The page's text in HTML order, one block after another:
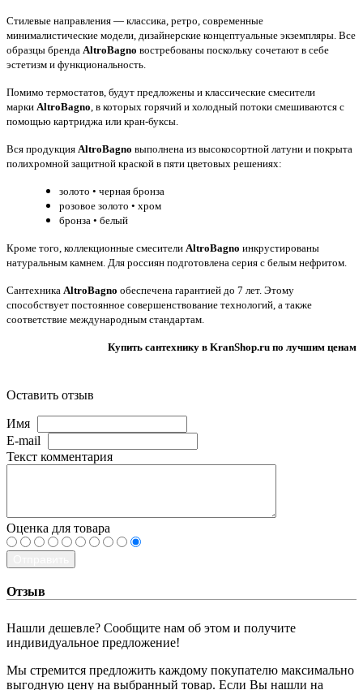
Стилевые направления — классика, ретро, современные
минималистические модели, дизайнерские концептуальные экземпляры. Все
образцы бренда AltroBagno востребованы поскольку сочетают в себе
эстетизм и функциональность.
Помимо термостатов, будут предложены и классические смесители
марки AltroBagno , в которых горячий и холодный потоки смешиваются с
помощью картриджа или кран-буксы.
Вся продукция AltroBagno выполнена из высокосортной латуни и покрыта
полихромной защитной краской в пяти цветовых решениях:
золото • черная бронза
розовое золото • хром
бронза • белый
Кроме того, коллекционные смесители AltroBagno инкрустированы
натуральным камнем. Для россиян подготовлена серия с белым нефритом.
Сантехника AltroBagno обеспечена гарантией до 7 лет. Этому
способствует постоянное совершенствование технологий, а также
соответствие международным стандартам.
Купить сантехнику в KranShop.ru по лучшим ценам
Оставить отзыв
Имя
E-mail
Текст комментария
Оценка для товара
Отзыв
Нашли дешевле? Сообщите нам об этом и получите
индивидуальное предложение!
Мы стремится предложить каждому покупателю максимально
выгодную цену на выбранный товар. Если Вы нашли на